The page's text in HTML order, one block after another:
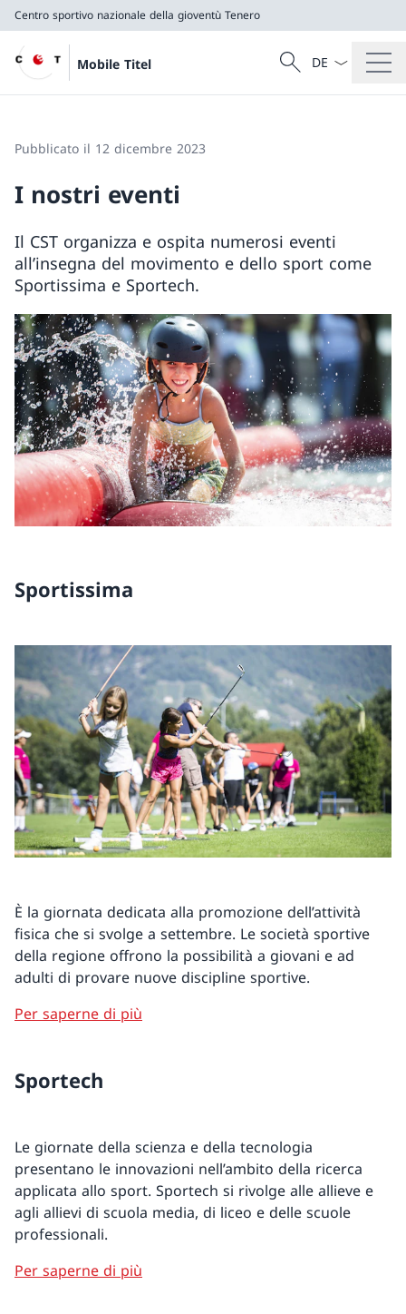
Centro sportivo nazionale della gioventù Tenero
Mobile Titel
Cercare
Ricerca
Dal menu a
Pubblicato il 12 dicembre 2023
I nostri eventi
Il CST organizza e ospita numerosi eventi
all’insegna del movimento e dello sport come
Sportissima e Sportech.
Sportissima
È la giornata dedicata alla promozione dell’attività
fisica che si svolge a settembre. Le società sportive
della regione offrono la possibilità a giovani e ad
adulti di provare nuove discipline sportive.
Per saperne di più
Sportech
Le giornate della scienza e della tecnologia
presentano le innovazioni nell’ambito della ricerca
applicata allo sport. Sportech si rivolge alle allieve e
agli allievi di scuola media, di liceo e delle scuole
professionali.
Per saperne di più